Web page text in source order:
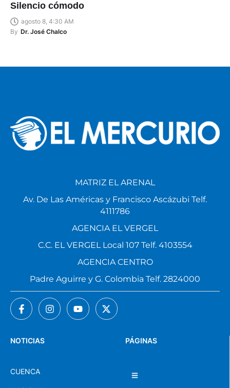
Silencio cómodo
agosto 8, 4:30 AM
By Dr. José Chalco
PÁGINAS
NOTICIAS
CUENCA
MATRIZ EL ARENAL
Av. De Las Américas y Francisco Ascázubi Telf.
4111786
AGENCIA EL VERGEL
C.C. EL VERGEL Local 107 Telf. 4103554
AGENCIA CENTRO
Padre Aguirre y G. Colombia Telf. 2824000